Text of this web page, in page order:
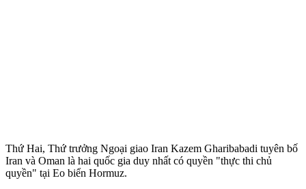
Thứ Hai, Thứ trưởng Ngoại giao Iran Kazem Gharibabadi tuyên bố
Iran và Oman là hai quốc gia duy nhất có quyền "thực thi chủ
quyền" tại Eo biển Hormuz.